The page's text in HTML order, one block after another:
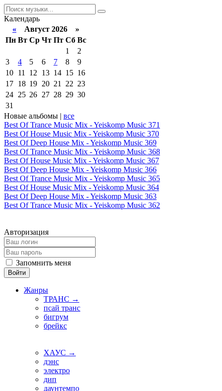
Календарь
« Август 2026 »
Пн Вт Ср Чт Пт Сб Вс
1
2
3
4 5 6 7 8
9
10 11 12 13 14 15 16
17 18 19 20 21 22 23
24 25 26 27 28 29 30
31
Новые альбомы | все
Best Of Trance Music Mix - Yeiskomp Music 371
Best Of House Music Mix - Yeiskomp Music 370
Best Of Deep House Mix - Yeiskomp Music 369
Best Of Trance Music Mix - Yeiskomp Music 368
Best Of House Music Mix - Yeiskomp Music 367
Best Of Deep House Mix - Yeiskomp Music 366
Best Of Trance Music Mix - Yeiskomp Music 365
Best Of House Music Mix - Yeiskomp Music 364
Best Of Deep House Mix - Yeiskomp Music 363
Best Of Trance Music Mix - Yeiskomp Music 362
Авторизация
Запомнить меня
Войти
Жанры
ТРАНС →
псай транс
бигрум
брейкс
ХАУС →
дэнс
электро
дип
даунтемпо